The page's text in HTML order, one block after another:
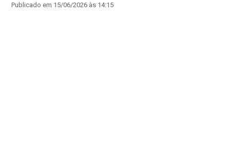
Publicado em 15/06/2026 às 14:15